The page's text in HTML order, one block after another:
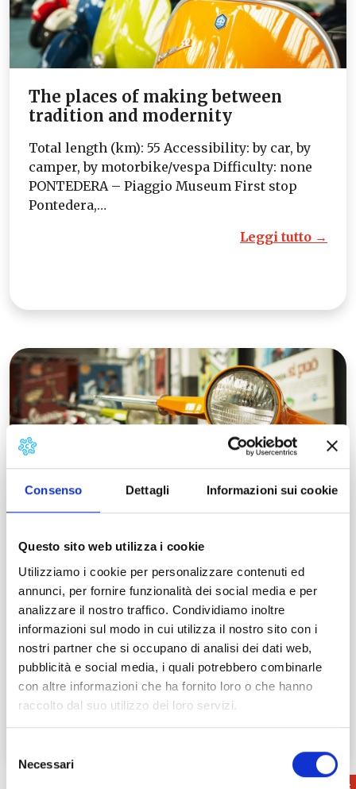
Consenso Dettagli Informazioni sui cookie
Questo sito web utilizza i cookie
Utilizziamo i cookie per personalizzare contenuti ed
annunci, per fornire funzionalità dei social media e per
analizzare il nostro traffico. Condividiamo inoltre
informazioni sul modo in cui utilizza il nostro sito con i
nostri partner che si occupano di analisi dei dati web,
pubblicità e social media, i quali potrebbero combinarle
con altre informazioni che ha fornito loro o che hanno
raccolto dal suo utilizzo dei loro servizi.
delNecessari
The places of making between
tradition and modernity
Total length (km): 55 Accessibility: by car, by
camper, by motorbike/vespa Difficulty: none
PONTEDERA – Piaggio Museum First stop
Pontedera,…
Leggi tutto →
I Luoghi del fare: tradizione e
modernità
PONTEDERA Prima tappa Pontedera,
sinonimo di Vespa. Il Museo Piaggio conserva
la memoria storica della grande azienda
metalmeccanica genovese. Si trova nella ex…
Leggi tutto →